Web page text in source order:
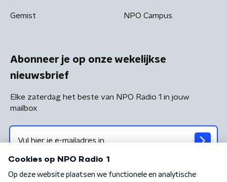
Gemist NPO Campus
Abonneer je op onze wekelijkse
nieuwsbrief
Elke zaterdag het beste van NPO Radio 1 in jouw
mailbox